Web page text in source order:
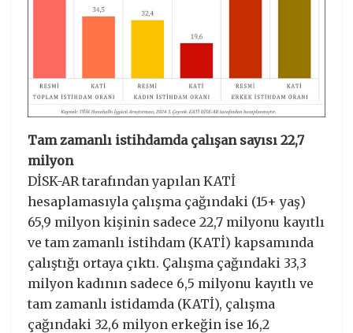
Tam zamanlı istihdamda çalışan sayısı 22,7
milyon
DİSK-AR tarafından yapılan KATİ
hesaplamasıyla çalışma çağındaki (15+ yaş)
65,9 milyon kişinin sadece 22,7 milyonu kayıtlı
ve tam zamanlı istihdam (KATİ) kapsamında
çalıştığı ortaya çıktı. Çalışma çağındaki 33,3
milyon kadının sadece 6,5 milyonu kayıtlı ve
tam zamanlı istidamda (KATİ), çalışma
çağındaki 32,6 milyon erkeğin ise 16,2